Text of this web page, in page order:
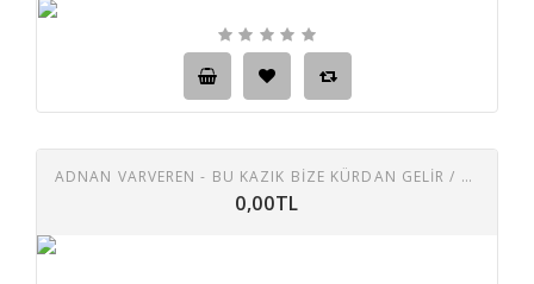
ADNAN VARVEREN - BU KAZIK BIZE KÜRDAN GELIR / CANAN BENDEN NEDEN KAÇTIN
0,00TL